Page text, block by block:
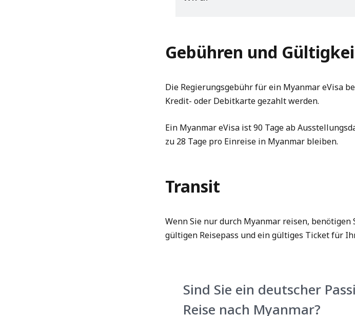
Gebühren und
Die Regierungsgebühr für ein Myanmar eVisa
Kredit- oder Debitkarte gezahlt werden.
Ein Myanmar eVisa ist 90 Tage ab
zu 28 Tage pro Einreise in Myanmar bleiben.
Transit
Wenn Sie nur durch Myanmar reisen,
gültigen Reisepass und ein gültiges Ticket für
Sind Sie ein deutscher
Reise nach Myanmar?